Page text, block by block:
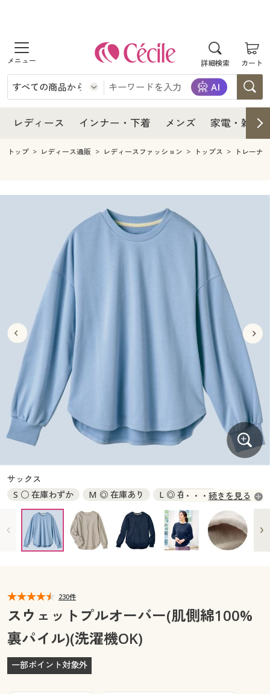
詳細検索 カート
商品を探す
レディース
レディースファッション
インナー・下着
インナー・下着通販すべて
ジュニア・ティーンズ下着
メンズ
メンズファッション
メンズ下着
キッチン・雑貨・日用品
寝具・インテリア・家具
寝具・インテリア・家具通販すべて
家具・収納
寝具・ベッド
カーテン・ラグ・ファブリック
美容・健康
美容・健康通販すべて
美容・健康・サプリメント
制服・スクール
制服・スクールすべて
制服・学生服
ジュニア・ティーンズ下着
大きいサイズ
大きいサイズ通販すべて
大きいサイズ レディース服
大きいサイズ レディース下着
大きいサイズ 事務・制服
バーゲン
バーゲンセール
シークレットセール
詳細検索
商品カテゴリ一覧
カタログ
カタログ・チラシからのご注文
デジタルカタログ
カタログ無料プレゼント
マイページ
閲覧履歴
お気に入り
レディース インナー・下着 メンズ 家電・雑貨
レディース
レディース通販すべて
レディースファッション
インナー・下着
インナー・下着通販すべて
ジュニア・ティーンズ下着
メンズ
キッチン・雑貨・日用品
寝具・インテリア・家具通販すべて
寝具・ベッド
カーテン・ラグ・ファブリック
美容・健康通販すべて
美容・健康・サプリメント
制服・スクール
制服・スクールすべて
制服・学生服
ジュニア・ティーンズ下着
大きいサイズ
大きいサイズ通販すべて
大きいサイズ レディース服
大きいサイズ レディース下着
大きいサイズ メンズ
大きいサイズ 事務・制服
バーゲン
バーゲンセール
シークレットセール
詳細検索
商品カテゴリ一覧
カタログ
カタログ・チラシからのご注文
デジタルカタログ
カタログ無料プレゼント
会員メニュー
閲覧履歴
お気に入り
サポート
トップ レディース通販 レディースファッション トップス トレーナ
サックス
S ○ 在庫わずか
M ◎ 在庫あり
L ◎ 在庫あり
LL × 完売
3L ○ 在庫わずか
続きを見る
230件
スウェットプルオーバー(肌側綿100%
裏パイル)(洗濯機OK)
一部ポイント対象外